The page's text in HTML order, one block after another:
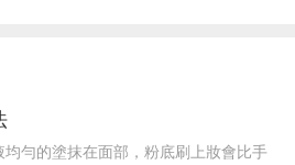
勻的塗抹在面部，粉底刷上妝會比手